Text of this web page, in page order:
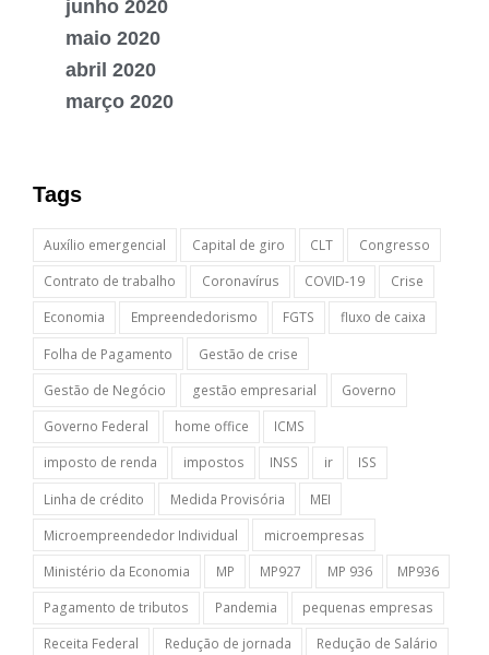
junho 2020
maio 2020
abril 2020
março 2020
Tags
Auxílio emergencial Capital de giro CLT
Congresso
Contrato de trabalho
Coronavírus COVID-19
Crise
Economia
Empreendedorismo FGTS
fluxo de caixa
Folha de Pagamento
Gestão de crise
Gestão de Negócio
gestão empresarial
Governo
Governo Federal
home office
ICMS
imposto de renda
impostos INSS ir
ISS
Linha de crédito
Medida Provisória
MEI
Microempreendedor Individual
microempresas
Ministério da Economia
MP MP927 MP 936
MP936
Pagamento de tributos
Pandemia
pequenas empresas
Receita Federal
Redução de jornada
Redução de Salário